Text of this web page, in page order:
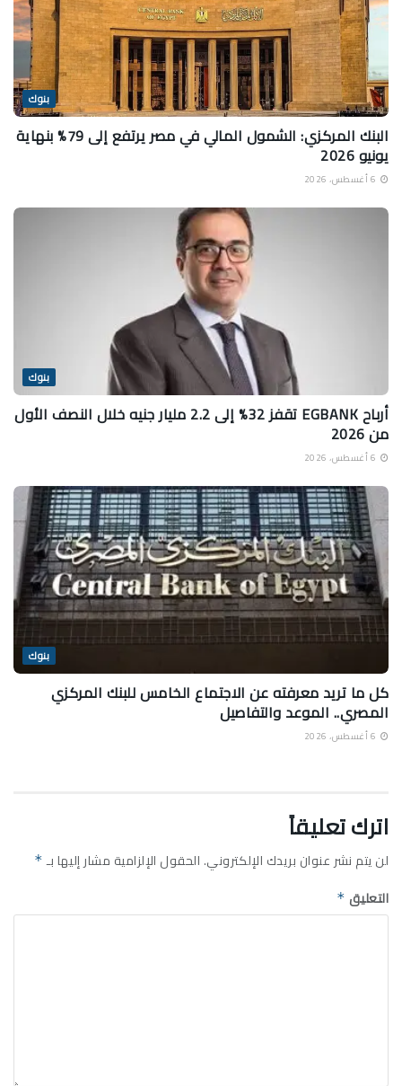
بنوك
البنك المركزي: الشمول المالي في مصر يرتفع إلى 79% بنهاية
يونيو 2026
بنوك
أرباح EGBANK تقفز 32% إلى 2.2 مليار جنيه خلال النصف الأول
من 2026
بنوك
كل ما تريد معرفته عن الاجتماع الخامس للبنك المركزي
المصري.. الموعد والتفاصيل
اترك تعليقاً
لن يتم نشر عنوان بريدك الإلكتروني.الحقول الإلزامية مشار إليها بـ *
التعليق *